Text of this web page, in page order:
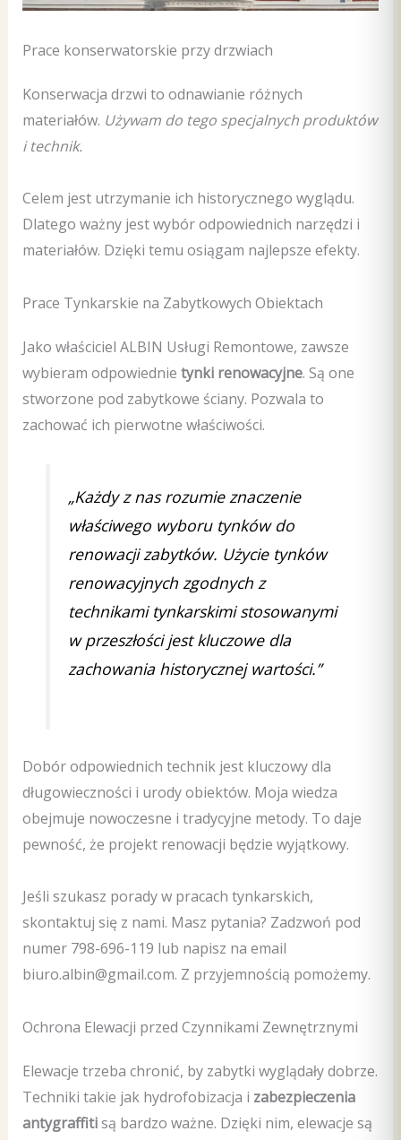
Prace konserwatorskie przy drzwiach
Konserwacja drzwi to odnawianie różnych
materiałów. Używam do tego specjalnych produktów
i technik.
Celem jest utrzymanie ich historycznego wyglądu.
Dlatego ważny jest wybór odpowiednich narzędzi i
materiałów. Dzięki temu osiągam najlepsze efekty.
Prace Tynkarskie na Zabytkowych Obiektach
Jako właściciel ALBIN Usługi Remontowe, zawsze
wybieram odpowiednie tynki renowacyjne. Są one
stworzone pod zabytkowe ściany. Pozwala to
zachować ich pierwotne właściwości.
„Każdy z nas rozumie znaczenie
właściwego wyboru tynków do
renowacji zabytków. Użycie tynków
renowacyjnych zgodnych z
technikami tynkarskimi stosowanymi
w przeszłości jest kluczowe dla
zachowania historycznej wartości.”
Dobór odpowiednich technik jest kluczowy dla
długowieczności i urody obiektów. Moja wiedza
obejmuje nowoczesne i tradycyjne metody. To daje
pewność, że projekt renowacji będzie wyjątkowy.
Jeśli szukasz porady w pracach tynkarskich,
skontaktuj się z nami. Masz pytania? Zadzwoń pod
numer 798-696-119 lub napisz na email
biuro.albin@gmail.com. Z przyjemnością pomożemy.
Ochrona Elewacji przed Czynnikami Zewnętrznymi
Elewacje trzeba chronić, by zabytki wyglądały dobrze.
Techniki takie jak hydrofobizacja i zabezpieczenia
antygraffitisą bardzo ważne. Dzięki nim, elewacje są